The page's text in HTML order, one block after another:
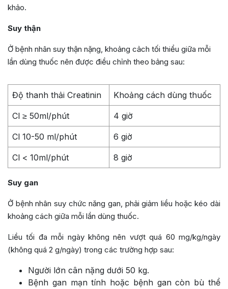
khảo.
Suy thận
Ở bệnh nhân suy thận nặng, khoảng cảch tối thiểu giữa mỗi
lần dùng thuốc nên được điều chỉnh theo bảng sau:
Độ thanh thải Creatinin Khoảng cách dùng thuốc
Cl ≥ 50ml/phút 4 giờ
Cl 10-50 ml/phút 6 giờ
Cl < 10ml/phút 8 giờ
Suy gan
Ở bệnh nhân suy chức năng gan, phải giảm liều hoặc kéo dài
khoảng cách giữa mỗi lần dùng thuốc.
Liều tối đa mỗi ngày không nên vượt quá 60 mg/kg/ngày
(không quá 2 g/ngày) trong các trường hợp sau:
Người lớn cân nặng dưới 50 kg.
Bệnh gan mạn tính hoặc bệnh gan còn bù thể